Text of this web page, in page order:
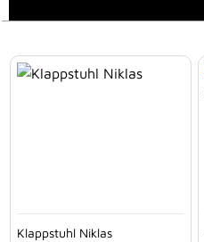
Klappstuhl Niklas